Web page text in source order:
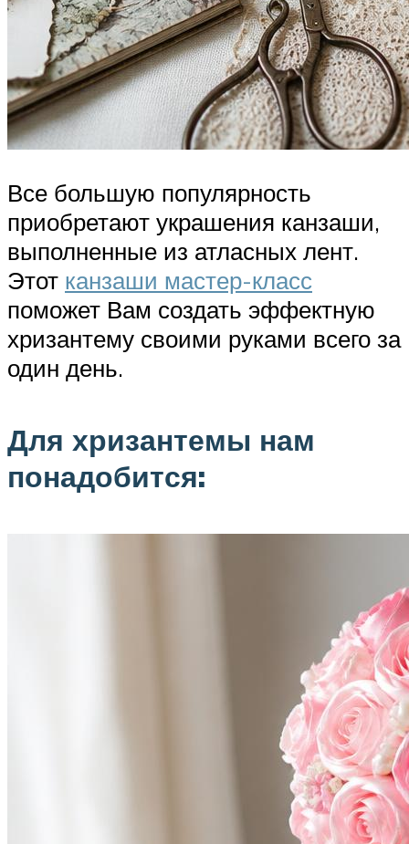
Все большую популярность
приобретают украшения канзаши,
выполненные из атласных лент.
Этот канзаши мастер-класс
поможет Вам создать эффектную
хризантему своими руками всего за
один день.
Для хризантемы нам
понадобится: